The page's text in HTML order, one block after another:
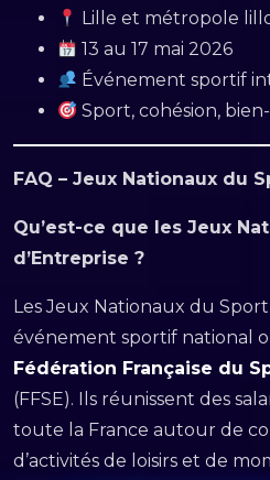
Lille et métropole
13 au 17 mai 2026
Événement sportif
Sport, cohésion,
FAQ – Jeux Nationaux du
Qu’est-ce que les Jeux
d’Entreprise ?
Les Jeux Nationaux du
événement sportif national
Fédération Française du
(FFSE). Ils réunissent des
toute la France autour de
d’activités de loisirs et de